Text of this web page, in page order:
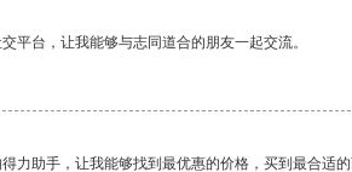
平台，让我能够与志同道合的朋友一起交流。
力助手，让我能够找到最优惠的价格，买到最合适的